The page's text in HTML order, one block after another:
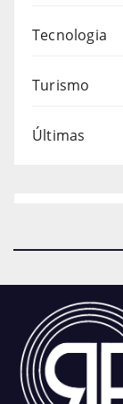
Tecnologia
Turismo
Últimas